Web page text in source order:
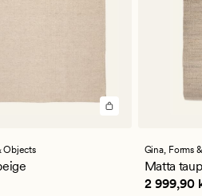
Objects Gina, Forms
Matta
Pris 2
2 999,90